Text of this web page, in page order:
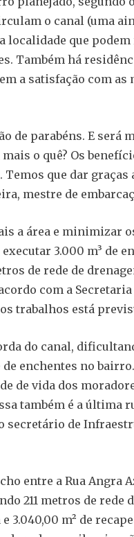
o canal (uma
localidade que
Também há
a satisfação com as
de parabéns. E
o quê? Os
que dar graças
mestre de
a área e minimizar
3.000 m³ de
de rede de
com a
trabalhos está
do canal,
enchentes no
de vida dos
também é a última
secretário de
entre a Rua Angra
211 metros de rede
3.040,00 m² de